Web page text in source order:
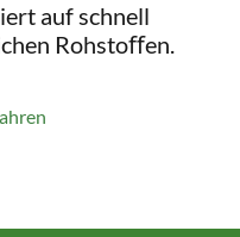
auf schnell
Rohstoﬀen.